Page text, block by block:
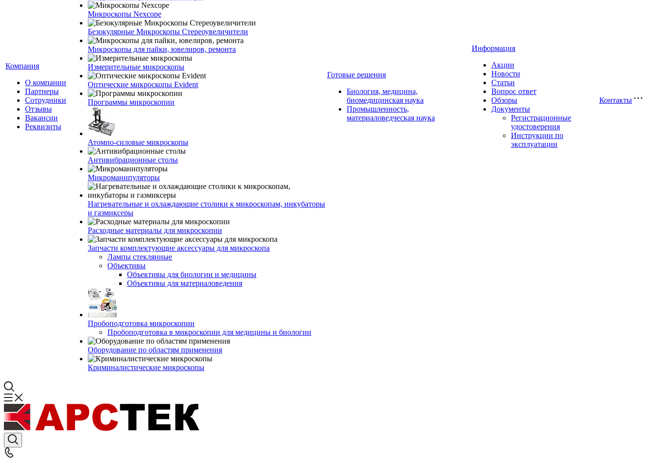
Компания
О компании
Партнеры
Сотрудники
Отзывы
Вакансии
Реквизиты
Микроскопы Nexcope
Безокулярные Микроскопы Стереоувеличители
Микроскопы для пайки, ювелиров, ремонта
Измерительные микроскопы
Оптические микроскопы Evident
Программы микроскопии
Атомно-силовые микроскопы
Антивибрационные столы
Микроманипуляторы
Нагревательные и охлаждающие столики к микроскопам, инкубаторы
и газмиксеры
Расходные материалы для микроскопии
Запчасти комплектующие аксессуары для микроскопа
Лампы стеклянные
Объективы
Объективы для биологии и медицины
Объективы для материаловедения
Пробоподготовка микроскопии
Пробоподготовка в микроскопии для медицины и биологии
Оборудование по областям применения
Криминалистические микроскопы
Готовые решения
Биология, медицина,
биомедицинская наука
Промышленность,
материаловедческая наука
Информация
Акции
Новости
Статьи
Вопрос ответ
Обзоры
Документы
Регистрационные
удостоверения
Инструкции по
эксплуатации
Контакты